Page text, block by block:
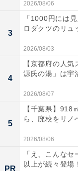
2026/08/06
3
「1000円には
ロダクツのリュ
2026/08/03
4
【京都府の人
源氏の湯」は宇
2026/08/07
5
【千葉県】918
ら、廃校をリノ
2026/08/06
PR
「え、こんな
以上が続々登場